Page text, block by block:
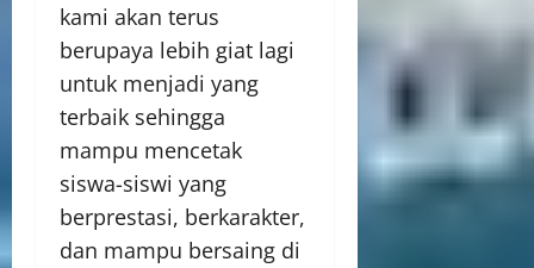
kami akan terus
berupaya lebih giat lagi
untuk menjadi yang
terbaik sehingga
mampu mencetak
siswa-siswi yang
berprestasi, berkarakter,
dan mampu bersaing di